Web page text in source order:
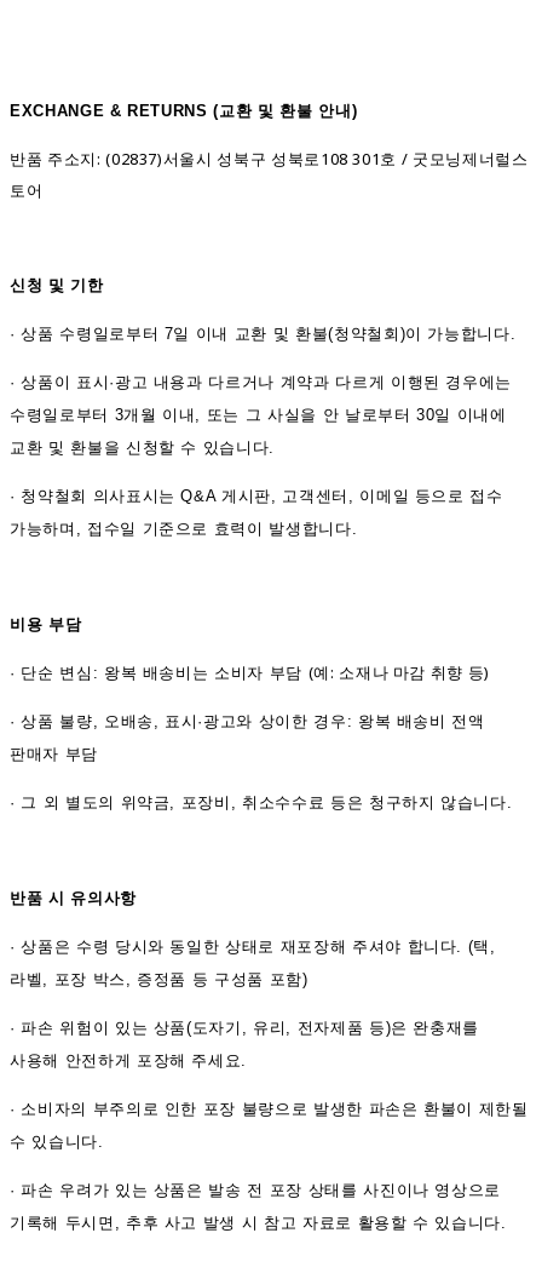
EXCHANGE & RETURNS (교환 및 환불 안내)
반품 주소지: (02837)서울시 성북구 성북로108 301호 / 굿모닝제너럴스
토어
신청 및 기한
·상품 수령일로부터 7일 이내 교환 및 환불(청약철회)이 가능합니다.
·상품이 표시·광고 내용과 다르거나 계약과 다르게 이행된 경우에는
수령일로부터 3개월 이내, 또는 그 사실을 안 날로부터 30일 이내에
교환 및 환불을 신청할 수 있습니다.
· 청약철회 의사표시는 Q&A 게시판, 고객센터, 이메일 등으로 접수
가능하며, 접수일 기준으로 효력이 발생합니다.
비용 부담
· 단순 변심: 왕복 배송비는 소비자 부담 (예: 소재나 마감 취향 등)
·상품 불량, 오배송, 표시·광고와 상이한 경우: 왕복 배송비 전액
판매자 부담
· 그 외 별도의 위약금, 포장비, 취소수수료 등은 청구하지 않습니다.
반품 시 유의사항
·상품은 수령 당시와 동일한 상태로 재포장해 주셔야 합니다. (택,
라벨, 포장 박스, 증정품 등 구성품 포함)
·파손 위험이 있는 상품(도자기, 유리, 전자제품 등)은 완충재를
사용해 안전하게 포장해 주세요.
· 소비자의 부주의로 인한 포장 불량으로 발생한 파손은 환불이 제한될
수 있습니다.
·파손 우려가 있는 상품은 발송 전 포장 상태를 사진이나 영상으로
기록해 두시면, 추후 사고 발생 시 참고 자료로 활용할 수 있습니다.